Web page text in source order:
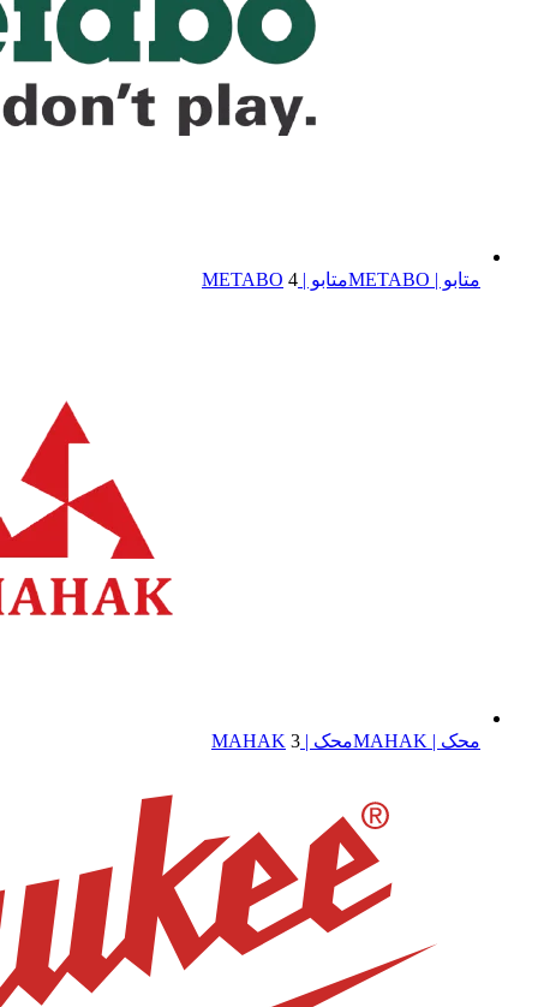
متابو | METABO متابو | METABO 4
محک | MAHAK محک | MAHAK 3